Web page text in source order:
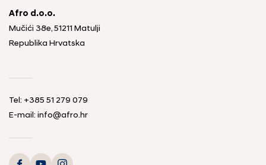
Afro d.o.o.
Mučići 38e, 51211 Matulji
Republika Hrvatska
Tel: +385 51 279 079
E-mail: info@afro.hr